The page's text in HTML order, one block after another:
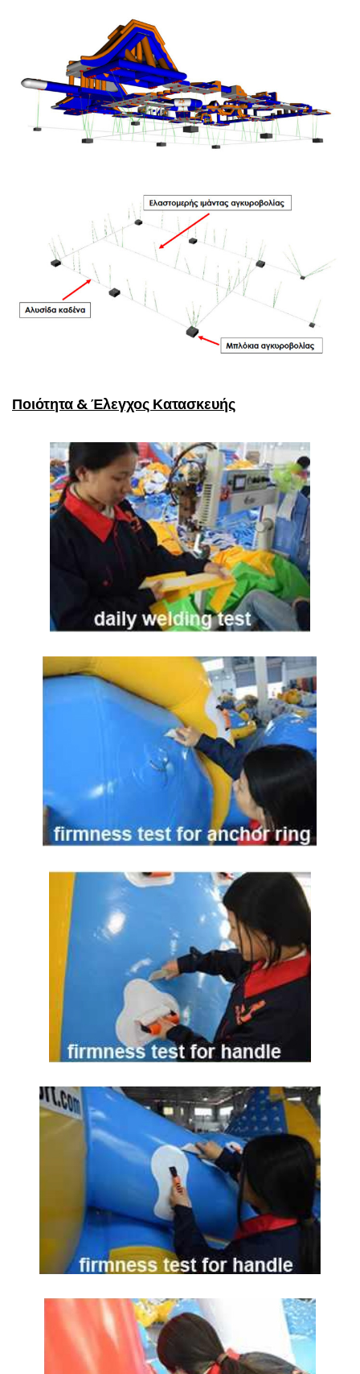
Ποιότητα & Έλεγχος Κατασκευής